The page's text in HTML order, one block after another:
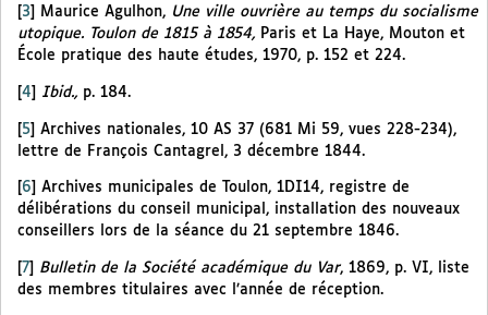
3 Maurice Agulhon, Une ville ouvrière au temps du socialisme
utopique. Toulon de 1815 à 1854, Paris et La Haye, Mouton et
École pratique des haute études, 1970, p. 152 et 224.
4 Ibid., p. 184.
[5] Archives nationales, 10 AS 37 (681 Mi 59, vues 228-234),
lettre de François Cantagrel, 3 décembre 1844.
6
Archives municipales de Toulon, 1DI14, registre de
délibérations du conseil municipal, installation des nouveaux
conseillers lors de la séance du 21 septembre 1846.
[7] Bulletin de la Société académique du Var, 1869, p. VI, liste
des membres titulaires avec l’année de réception.